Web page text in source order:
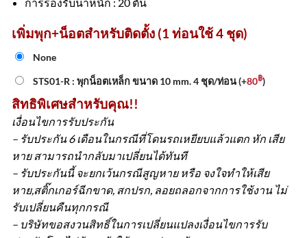
เพิ่มพุก+น็อตสำหรับติดตั้ง (1 ท่อนใช้ 4 ชุด)
None
STS01-R : พุกน็อตเหล็ก ขนาด 10 mm. 4 ชุด/ท่อน(+80฿)
สิทธิพิเศษสำหรับคุณ!!
เงื่อนไขการรับประกัน
– รับประกัน 6 เดือนในกรณีที่โดนรถเหยียบแล้วแตก หัก เสีย
หาย สามารถนำกลับมาเปลี่ยนได้ทันที
– รับประกันนี้ จะยกเว้นกรณีสูญหาย หรือ จงใจทำให้เสีย
หาย,สติ๊กเกอร์ฉีกขาด, สกปรก, ลอยถลอกจากการใช้งาน ไม่
รับเปลี่ยนคืนทุกกรณี
– บริษัทขอสงวนสิทธิ์ในการเปลี่ยนแปลงเงื่อนไขการรับ